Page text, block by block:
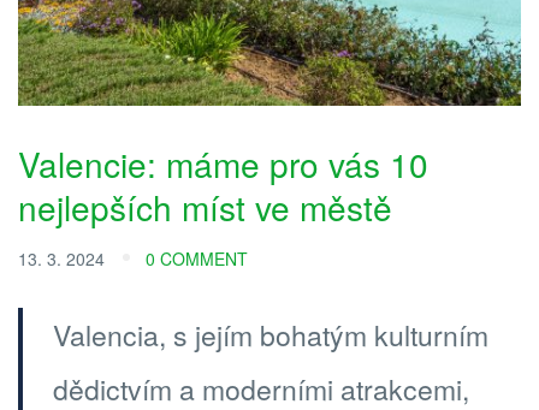
Valencie: máme pro vás 10
nejlepších míst ve městě
13. 3. 2024 0 COMMENT
Valencia, s jejím bohatým kulturním
dědictvím a moderními atrakcemi,